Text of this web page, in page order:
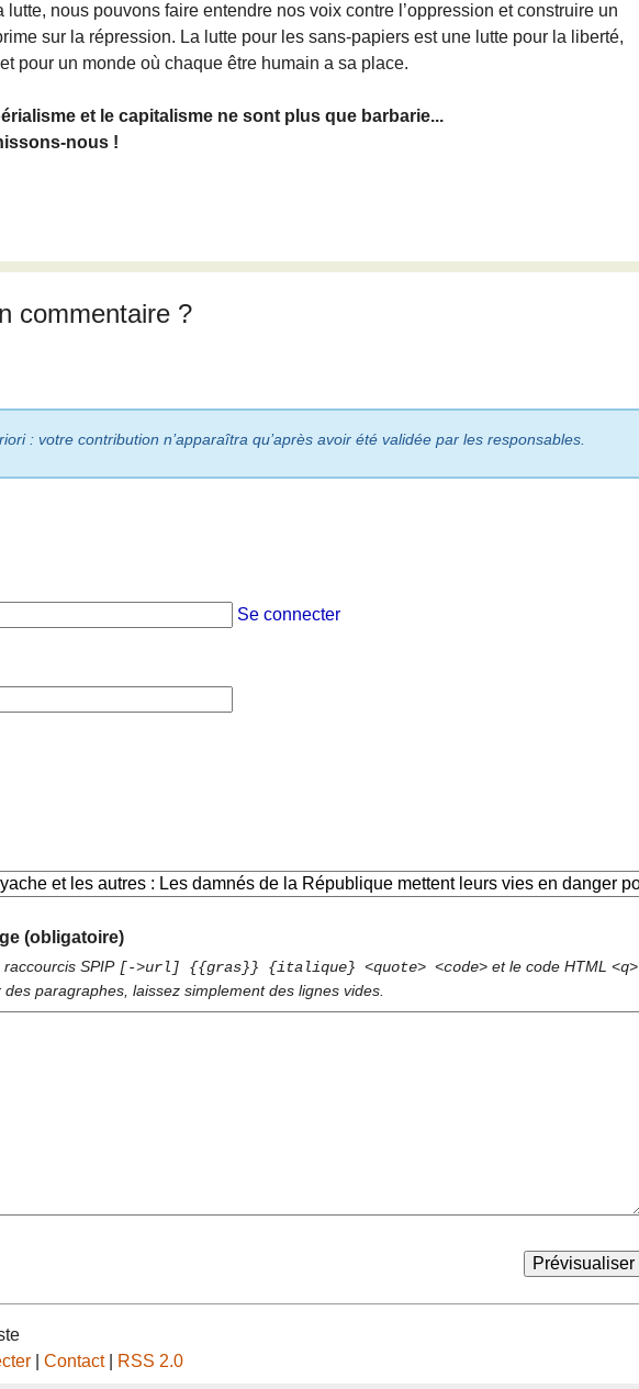
lutte, nous pouvons faire entendre nos voix contre l’oppression et construire un
sur la répression. La lutte pour les sans-papiers est une lutte pour la liberté,
pour un monde où chaque être humain a sa place.
et le capitalisme ne sont plus que barbarie...
nous !
commentaire ?
: votre contribution n’apparaîtra qu’après avoir été validée par les responsables.
Se connecter
(obligatoire)
SPIP [->url] {{gras}} {italique} <quote> <code> et le code HTML <q>
des paragraphes, laissez simplement des lignes vides.
Contact| RSS 2.0